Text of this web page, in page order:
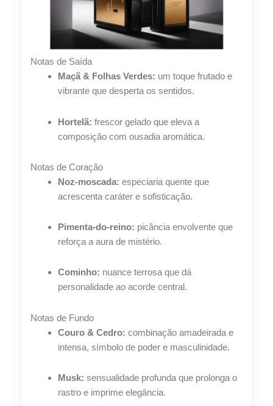
R$24,08 sem juros
Notas de Saída
Maçã & Folhas Verdes: um toque frutado e
vibrante que desperta os sentidos.
Hortelã: frescor gelado que eleva a
composição com ousadia aromática.
Notas de Coração
Noz-moscada: especiaria quente que
acrescenta caráter e sofisticação.
Pimenta-do-reino: picância envolvente que
reforça a aura de mistério.
Cominho: nuance terrosa que dá
personalidade ao acorde central.
Notas de Fundo
Couro & Cedro: combinação amadeirada e
intensa, símbolo de poder e masculinidade.
Musk: sensualidade profunda que prolonga o
rastro e imprime elegância.